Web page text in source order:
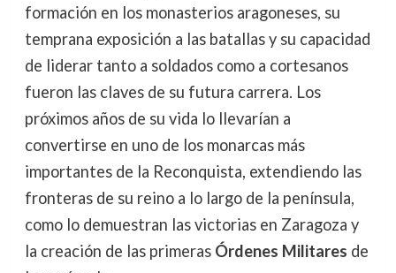
formación en los monasterios aragoneses, su
temprana exposición a las batallas y su capacidad
de liderar tanto a soldados como a cortesanos
fueron las claves de su futura carrera. Los
próximos años de su vida lo llevarían a
convertirse en uno de los monarcas más
importantes de la Reconquista, extendiendo las
fronteras de su reino a lo largo de la península,
como lo demuestran las victorias en Zaragoza y
la creación de las primeras Órdenes Militares de